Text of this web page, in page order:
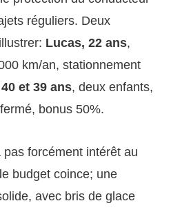
réguliers. Deux
Lucas, 22 ans,
km/an, stationnement
et 39 ans, deux enfants,
bonus 50%.
pas forcément intérêt au
budget coince; une
avec bris de glace